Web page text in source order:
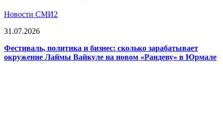
Новости СМИ2
31.07.2026
Фестиваль, политика и бизнес: сколько зарабатывает
окружение Лаймы Вайкуле на новом «Рандеву» в Юрмале